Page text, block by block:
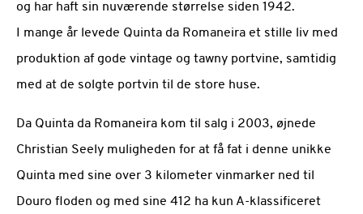
og har haft sin nuværende størrelse siden 1942.
I mange år levede Quinta da Romaneira et stille liv med
produktion af gode vintage og tawny portvine, samtidig
med at de solgte portvin til de store huse.
Da Quinta da Romaneira kom til salg i 2003, øjnede
Christian Seely muligheden for at få fat i denne unikke
Quinta med sine over 3 kilometer vinmarker ned til
Douro floden og med sine 412 ha kun A-klassificeret